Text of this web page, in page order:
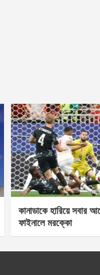
কানাডাকে হারিয়ে সবার
ফাইনালে মরক্কো